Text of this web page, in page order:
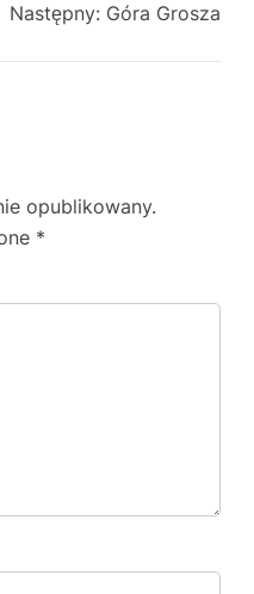
Następny: Góra Grosza
opublikowany.
*